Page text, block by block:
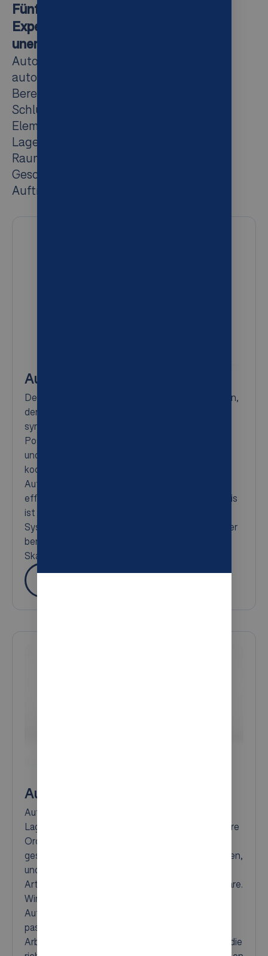
Fünf Module, in Kombination mit der
Expertise von Syncore, eröffnen
unendliche Möglichkeiten.
AutoStore ist ein fortschrittliches
automatisches Lager- und
Bereitstellungssystem, das aus fünf
Schlüsselkomponenten besteht. Diese
Elemente arbeiten zusammen, um den
Lagerbetrieb zu optimieren, die
Raumnutzung zu maximieren und die
Geschwindigkeit und Genauigkeit der
Auftragsabwicklung zu verbessern.
AutoStore Controller
Der AutoStore Controller ist der intelligente Kern,
der den gesamten AutoStore-Betrieb
synchronisiert. Er verfolgt kontinuierlich die
Position und den Status jedes Lagers, Roboters
und Anschlusses innerhalb des Rasters und
koordiniert dann die Bewegungen und
Aufgabenprioritäten, um einen reibungslosen,
effizienten Ablauf zu gewährleisten. Das Ergebnis
ist eine zuverlässige Koordination im gesamten
System mit einer Echtzeitsteuerung, die Ihr Lager
berechenbar und reaktionsschnell macht und die
Skalierbarkeit sicherstellt.
AutoStore-Bins
AutoStore Behälter sind standardisierte
Lagerbehälter, die für klare Strukturen und saubere
Ordnung im Lager sorgen. Sie werden hochdicht
gestapelt, um jeden Kubikmeter optimal zu nutzen,
und eignen sich für eine breite Palette von
Artikeln, von Kleinteilen bis hin zu verpackter Ware.
Wird ein Artikel benötigt, bewegen sich die
AutoStore Roboter im Raster, entnehmen den
passenden Behälter und bringen ihn direkt an die
Arbeitsstation. So erhalten Ihre Mitarbeitenden die